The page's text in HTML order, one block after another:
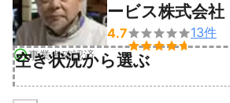
事業者確認済
ービス株式会社
4.7

13件
空き状況から選ぶ